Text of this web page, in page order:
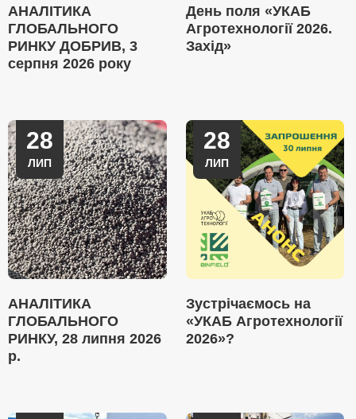
АНАЛІТИКА
ГЛОБАЛЬНОГО
РИНКУ ДОБРИВ, 3
серпня 2026 року
День поля «УКАБ
Агротехнології 2026.
Захід»
28
ЛИП
АНАЛІТИКА
ГЛОБАЛЬНОГО
РИНКУ, 28 липня 2026
р.
28
ЛИП
Зустрічаємось на
«УКАБ Агротехнології
2026»?